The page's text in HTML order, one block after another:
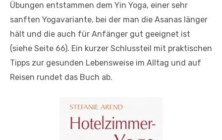
Übungen entstammen dem Yin Yoga, einer sehr
sanften Yogavariante, bei der man die Asanas länger
hält und die auch für Anfänger gut geeignet ist
(siehe Seite 66). Ein kurzer Schlussteil mit praktischen
Tipps zur gesunden Lebensweise im Alltag und auf
Reisen rundet das Buch ab.